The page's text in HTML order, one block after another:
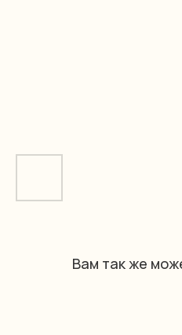
Вам так же